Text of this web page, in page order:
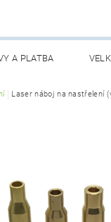
A PLATBA
Laser náboj na nastřelení